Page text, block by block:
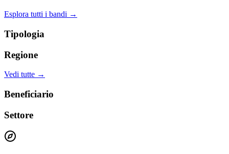
Esplora tutti i bandi →
Tipologia
Regione
Vedi tutte →
Beneficiario
Settore